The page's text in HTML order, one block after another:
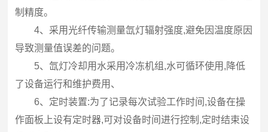
制精度。
4、采用光纤传输测量氙灯辐射强度,避免因温度原因
导致测量值误差的问题。
5、氙灯冷却用水采用冷冻机组,水可循环使用,降低
了设备运行和维护费用、
6、定时装置:为了记录每次试验工作时间,设备在操
作面板上设有定时器,可对设备时间进行控制,定时结束设